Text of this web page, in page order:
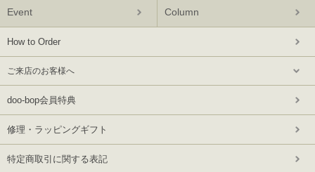
Event Column
How to Order
ご来店のお客様へ
doo-bop会員特典
修理・ラッピングギフト
特定商取引に関する表記